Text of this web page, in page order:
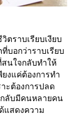
ตราบเรียบเงียบ
บอกว่าราบเรียบ
นใจกลับทำให้
งแค่ต้องการทำ
ะต้องการปลด
กลับมีคนหลายคน
แสดงความ